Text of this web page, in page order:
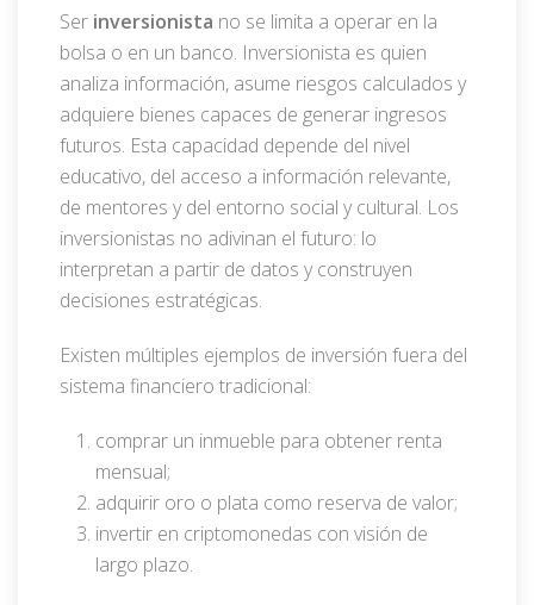
Ser inversionista no se limita a operar en la
bolsa o en un banco. Inversionista es quien
analiza información, asume riesgos calculados y
adquiere bienes capaces de generar ingresos
futuros. Esta capacidad depende del nivel
educativo, del acceso a información relevante,
de mentores y del entorno social y cultural. Los
inversionistas no adivinan el futuro: lo
interpretan a partir de datos y construyen
decisiones estratégicas.
Existen múltiples ejemplos de inversión fuera del
sistema financiero tradicional:
comprar un inmueble para obtener renta
mensual;
adquirir oro o plata como reserva de valor;
invertir en criptomonedas con visión de
largo plazo.